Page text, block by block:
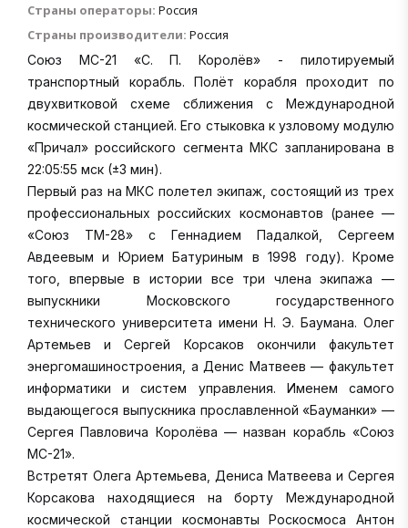
Страны операторы: Россия
Страны производители: Россия
Союз МС-21 «С. П. Королёв» - пилотируемый
транспортный корабль. Полёт корабля проходит по
двухвитковой схеме сближения с Международной
космической станцией. Его стыковка к узловому модулю
«Причал» российского сегмента МКС запланирована в
22:05:55 мск (±3 мин).
Первый раз на МКС полетел экипаж, состоящий из трех
профессиональных российских космонавтов (ранее —
«Союз ТМ-28» с Геннадием Падалкой, Сергеем
Авдеевым и Юрием Батуриным в 1998 году). Кроме
того, впервые в истории все три члена экипажа —
выпускники Московского государственного
технического университета имени Н. Э. Баумана. Олег
Артемьев и Сергей Корсаков окончили факультет
энергомашиностроения, а Денис Матвеев — факультет
информатики и систем управления. Именем самого
выдающегося выпускника прославленной «Бауманки» —
Сергея Павловича Королёва — назван корабль «Союз
МС-21».
Встретят Олега Артемьева, Дениса Матвеева и Сергея
Корсакова находящиеся на борту Международной
космической станции космонавты Роскосмоса Антон